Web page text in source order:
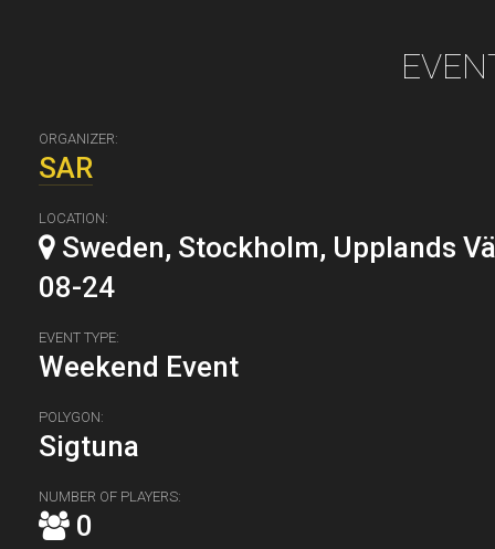
ORGANIZER:
SAR
LOCATION:
Sweden, Stockholm, Upplands
08-24
EVENT TYPE:
Weekend Event
POLYGON:
Sigtuna
NUMBER OF PLAYERS:
0